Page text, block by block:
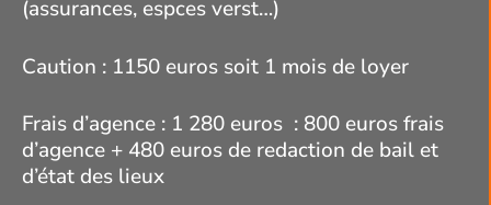
(assurances, espces verst…)
Caution : 1150 euros soit 1 mois de loyer
Frais d’agence : 1 280 euros : 800 euros frais
d’agence + 480 euros de redaction de bail et
d’état des lieux